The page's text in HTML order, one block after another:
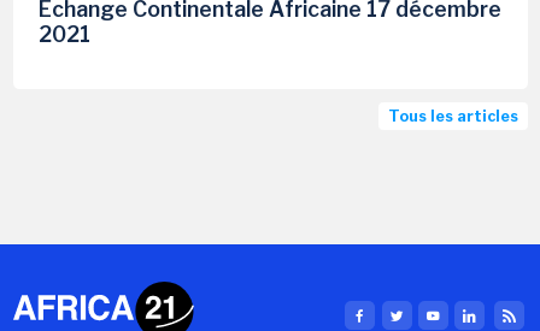
Echange Continentale Africaine 17 décembre
2021
Tous les articles